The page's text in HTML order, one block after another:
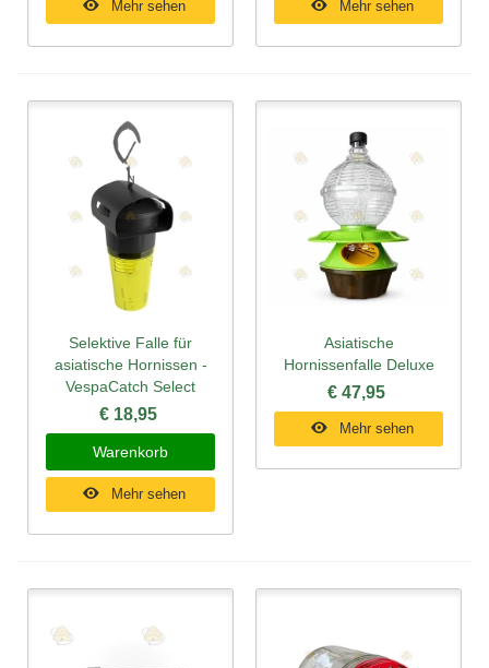
Mehr sehen Mehr sehen
Selektive Falle für
asiatische Hornissen -
VespaCatch Select
€ 18,95
Warenkorb
Mehr sehen
Asiatische
Hornissenfalle Deluxe
€ 47,95
Mehr sehen